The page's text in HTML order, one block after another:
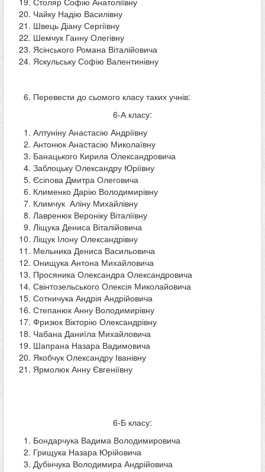
Чайку Надію Василівну
Швець Діану Сергіївну
Шемчук Ганну Олегівну
Ясінського Романа Віталійовича
Яскульську Софію Валентинівну
Перевести до сьомого класу таких учнів:
6-А класу:
Алтуніну Анастасію Андріївну
Антонюк Анастасію Миколаївну
Банацького Кирила Олександровича
Заблоцьку Олександру Юріївну
Єсіпова Дмитра Олеговича
Клименко Дарію Володимирівну
Климчук Аліну Михайлівну
Лавренюк Вероніку Віталіївну
Ліщука Дениса Віталійовича
Ліщук Ілону Олександрівну
Мельника Дениса Васильовича
Онищука Антона Михайловича
Просяника Олександра Олександровича
Свінтозельського Олексія Миколайовича
Сотничука Андрія Андрійовича
Степанюк Анну Володимирівну
Фризюк Вікторію Олександрівну
Чабана Даниїла Михайловича
Шапрана Назара Вадимовича
Якобчук Олександру Іванівну
Ярмолюк Анну Євгеніївну
6-Б класу:
Бондарчука Вадима Володимировича
Грищука Назара Юрійовича
Дубінчука Володимира Андрійовича